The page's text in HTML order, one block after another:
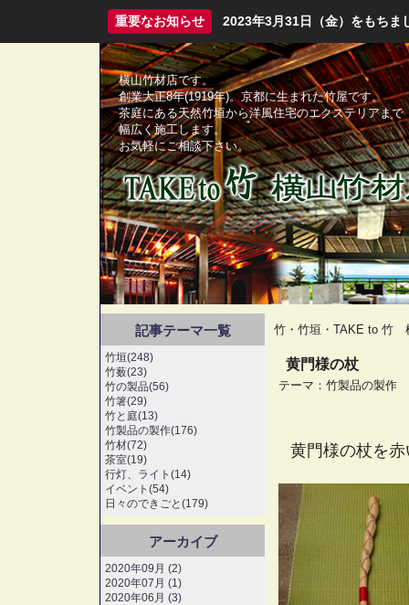
重要なお知らせ 2023年3月31日（金）をもちま
横山竹材店です。
創業大正8年(1919年)。京都に生まれた竹屋です。
茶庭にある天然竹垣から洋風住宅のエクステリアまで
幅広く施工します。
お気軽にご相談下さい。
竹・竹垣・TAKE to 竹
黄門様の杖
テーマ： 竹製品の製作
黄門様の杖を
記事テーマ一覧
竹垣(248)
竹薮(23)
竹の製品(56)
竹箸(29)
竹と庭(13)
竹製品の製作(176)
竹材(72)
茶室(19)
行灯、ライト(14)
イベント(54)
日々のできごと(179)
アーカイブ
2020年09月 (2)
2020年07月 (1)
2020年06月 (3)